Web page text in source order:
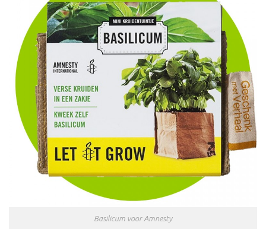
Basilicum voor Amnesty